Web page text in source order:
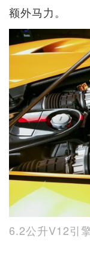
额外马力。
6.2公升V12引